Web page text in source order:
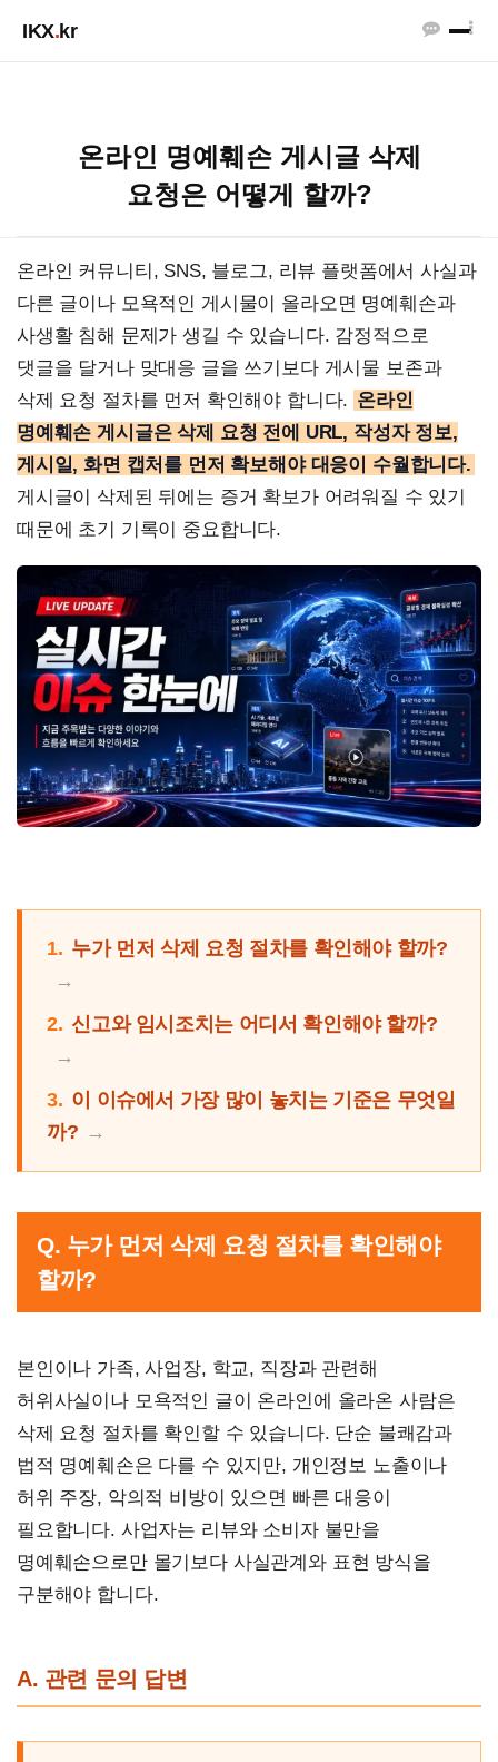
IKX.kr
온라인 명예훼손 게시글 삭제
요청은 어떻게 할까?
온라인 커뮤니티, SNS, 블로그, 리뷰 플랫폼에서 사실과
다른 글이나 모욕적인 게시물이 올라오면 명예훼손과
사생활 침해 문제가 생길 수 있습니다. 감정적으로
댓글을 달거나 맞대응 글을 쓰기보다 게시물 보존과
삭제 요청 절차를 먼저 확인해야 합니다. 온라인
명예훼손 게시글은 삭제 요청 전에 URL, 작성자 정보,
게시일, 화면 캡처를 먼저 확보해야 대응이 수월합니다.
게시글이 삭제된 뒤에는 증거 확보가 어려워질 수 있기
때문에 초기 기록이 중요합니다.
1. 누가 먼저 삭제 요청 절차를 확인해야 할까?
2. 신고와 임시조치는 어디서 확인해야 할까?
3. 이 이슈에서 가장 많이 놓치는 기준은 무엇일
까?
Q. 누가 먼저 삭제 요청 절차를 확인해야
할까?
본인이나 가족, 사업장, 학교, 직장과 관련해
허위사실이나 모욕적인 글이 온라인에 올라온 사람은
삭제 요청 절차를 확인할 수 있습니다. 단순 불쾌감과
법적 명예훼손은 다를 수 있지만, 개인정보 노출이나
허위 주장, 악의적 비방이 있으면 빠른 대응이
필요합니다. 사업자는 리뷰와 소비자 불만을
명예훼손으로만 몰기보다 사실관계와 표현 방식을
구분해야 합니다.
A. 관련 문의 답변